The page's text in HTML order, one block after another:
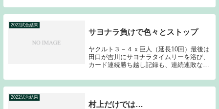
勝ちに繋げてみせた。チーム状態は間違い
なく悪い。正直離脱者が多くなってしまう
2022試合結果
サヨナラ負けで色々とストップ
ヤクルト３－４ｘ巨人（延長10回）最後は
田口が吉川にサヨナラタイムリーを浴び、
カード連続勝ち越し記録も、連続連敗なし
まった。試合展開的には押され気味のゲー
ムでありながら、8回に追い付き、延長に
2022試合結果
村上だけでは…